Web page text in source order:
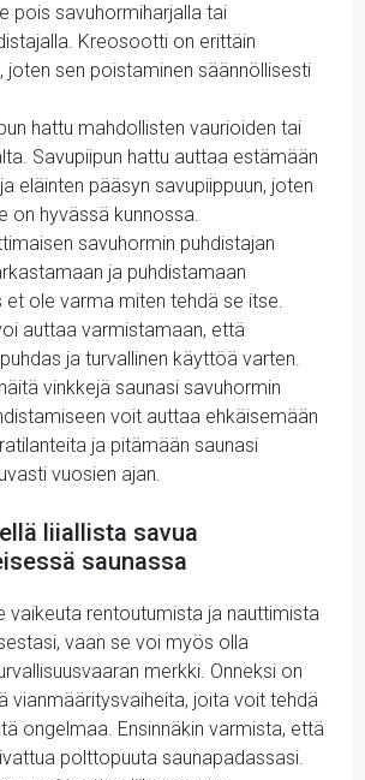
pois savuhormiharjalla tai
Kreosootti on erittäin
joten sen poistaminen säännöllisesti
hattu mahdollisten vaurioiden tai
Savupiipun hattu auttaa estämään
eläinten pääsyn savupiippuun, joten
on hyvässä kunnossa.
savuhormin puhdistajan
ja puhdistamaan
et ole varma miten tehdä se itse.
auttaa varmistamaan, että
ja turvallinen käyttöä varten.
vinkkejä saunasi savuhormin
voit auttaa ehkäisemään
ja pitämään saunasi
vuosien ajan.
liiallista savua
saunassa
vaikeuta rentoutumista ja nauttimista
vaan se voi myös olla
merkki. Onneksi on
vianmääritysvaiheita, joita voit tehdä
ongelmaa. Ensinnäkin varmista, että
polttopuuta saunapadassasi.